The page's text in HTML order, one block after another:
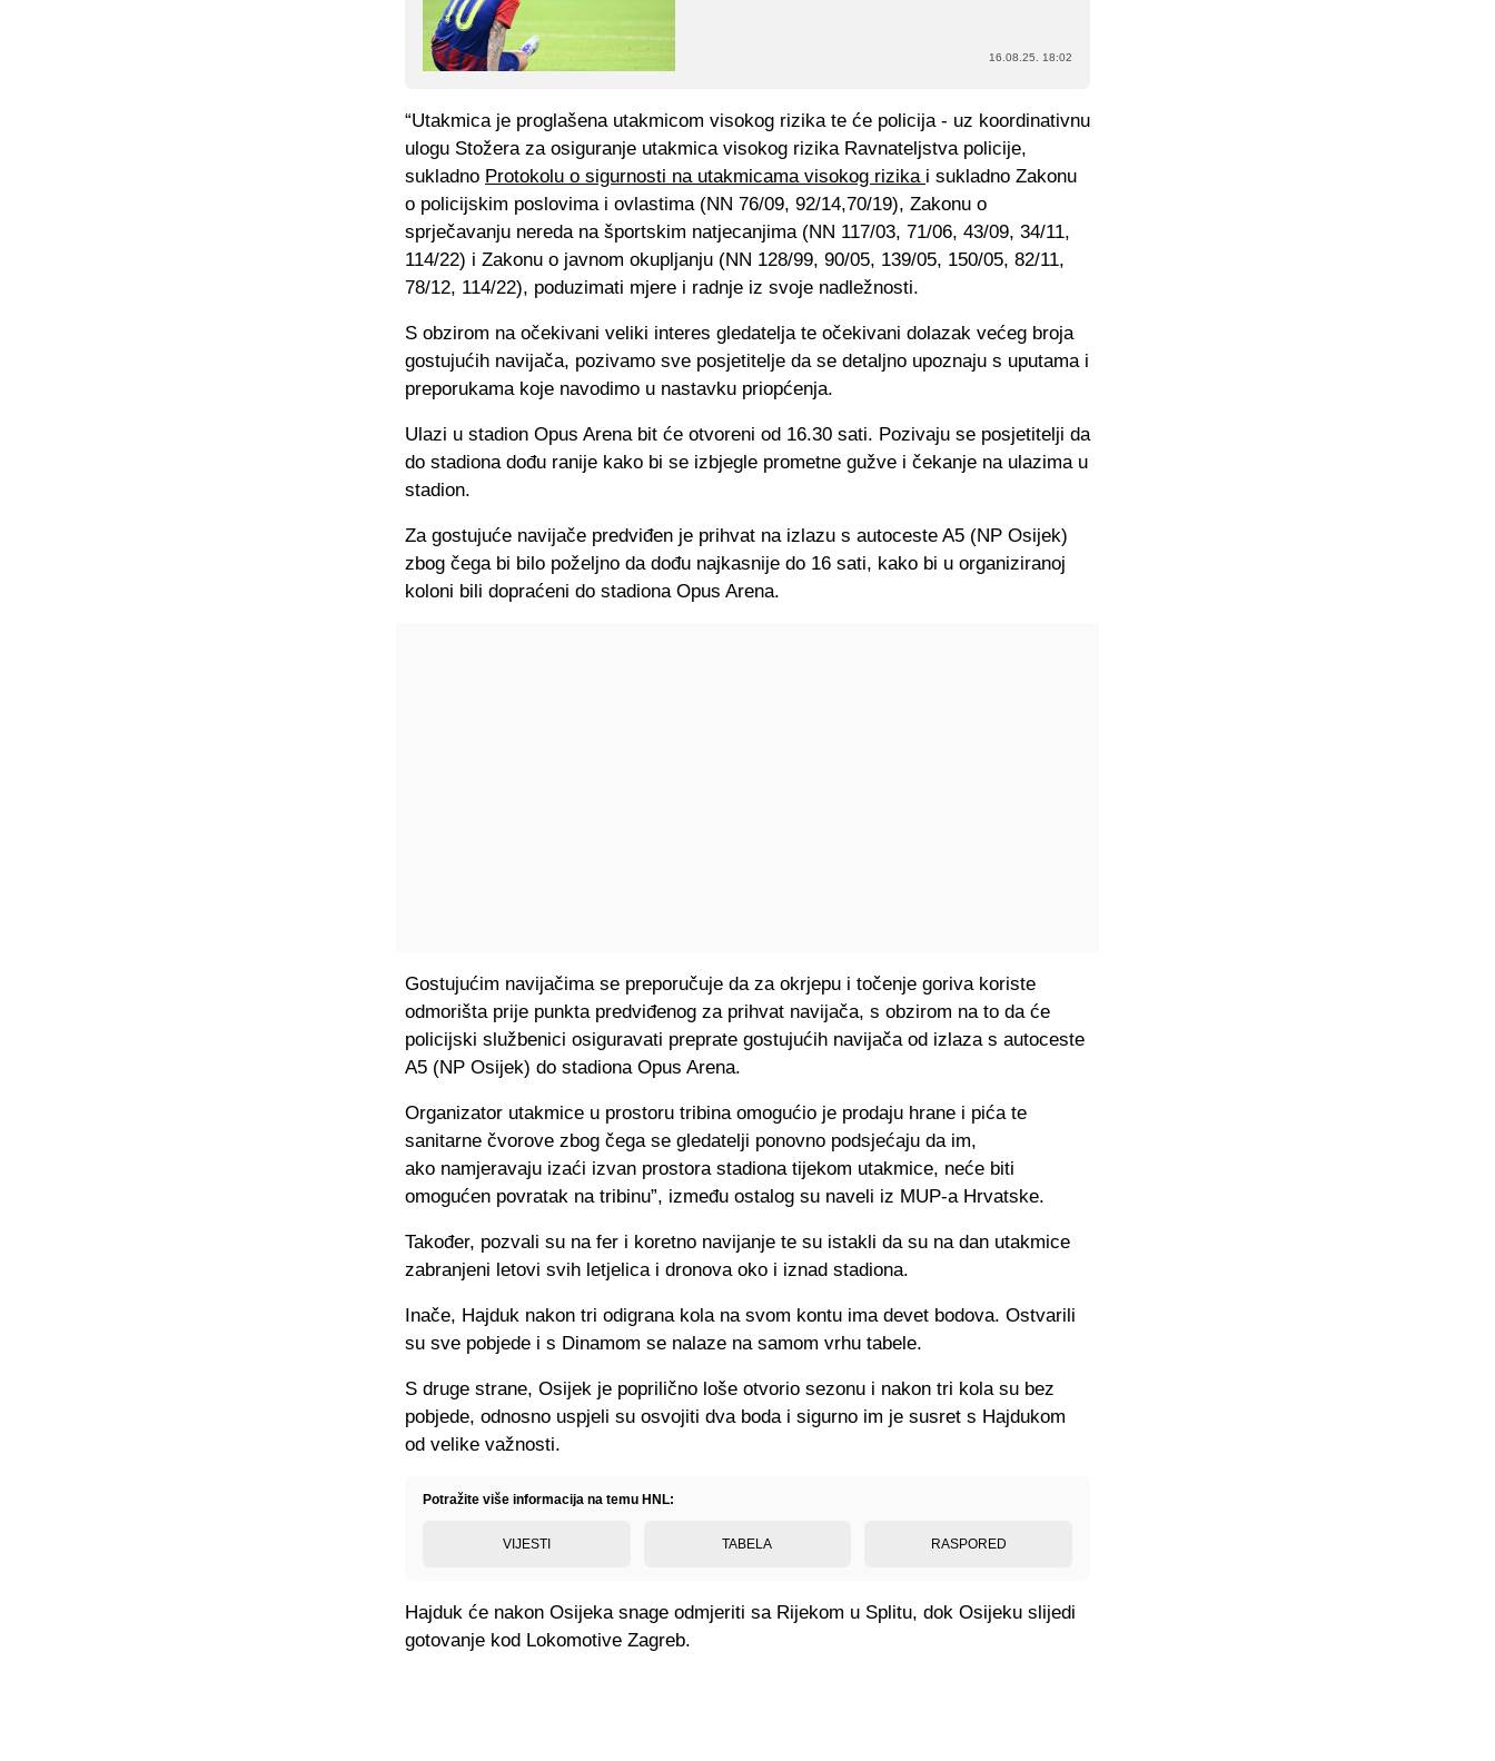
16.08.25. 18:02
“Utakmica je proglašena utakmicom visokog rizika te će policija - uz koordinativnu
ulogu Stožera za osiguranje utakmica visokog rizika Ravnateljstva policije,
sukladno Protokolu o sigurnosti na utakmicama visokog rizika i sukladno Zakonu
o policijskim poslovima i ovlastima (NN 76/09, 92/14,70/19), Zakonu o
sprječavanju nereda na športskim natjecanjima (NN 117/03, 71/06, 43/09, 34/11,
114/22) i Zakonu o javnom okupljanju (NN 128/99, 90/05, 139/05, 150/05, 82/11,
78/12, 114/22), poduzimati mjere i radnje iz svoje nadležnosti.
S obzirom na očekivani veliki interes gledatelja te očekivani dolazak većeg broja
gostujućih navijača, pozivamo sve posjetitelje da se detaljno upoznaju s uputama i
preporukama koje navodimo u nastavku priopćenja.
Ulazi u stadion Opus Arena bit će otvoreni od 16.30 sati. Pozivaju se posjetitelji da
do stadiona dođu ranije kako bi se izbjegle prometne gužve i čekanje na ulazima u
stadion.
Za gostujuće navijače predviđen je prihvat na izlazu s autoceste A5 (NP Osijek)
zbog čega bi bilo poželjno da dođu najkasnije do 16 sati, kako bi u organiziranoj
koloni bili dopraćeni do stadiona Opus Arena.
Gostujućim navijačima se preporučuje da za okrjepu i točenje goriva koriste
odmorišta prije punkta predviđenog za prihvat navijača, s obzirom na to da će
policijski službenici osiguravati preprate gostujućih navijača od izlaza s autoceste
A5 (NP Osijek) do stadiona Opus Arena.
Organizator utakmice u prostoru tribina omogućio je prodaju hrane i pića te
sanitarne čvorove zbog čega se gledatelji ponovno podsjećaju da im,
ako namjeravaju izaći izvan prostora stadiona tijekom utakmice, neće biti
omogućen povratak na tribinu”, između ostalog su naveli iz MUP-a Hrvatske.
Također, pozvali su na fer i koretno navijanje te su istakli da su na dan utakmice
zabranjeni letovi svih letjelica i dronova oko i iznad stadiona.
Inače, Hajduk nakon tri odigrana kola na svom kontu ima devet bodova. Ostvarili
su sve pobjede i s Dinamom se nalaze na samom vrhu tabele.
S druge strane, Osijek je poprilično loše otvorio sezonu i nakon tri kola su bez
pobjede, odnosno uspjeli su osvojiti dva boda i sigurno im je susret s Hajdukom
od velike važnosti.
Potražite više informacija na temu HNL:
VIJESTI TABELA RASPORED
Hajduk će nakon Osijeka snage odmjeriti sa Rijekom u Splitu, dok Osijeku slijedi
gotovanje kod Lokomotive Zagreb.